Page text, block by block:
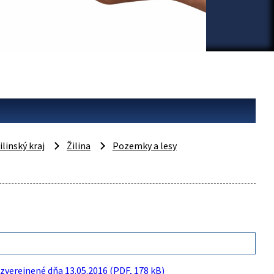
kraj Žilina
Pozemky a lesy
dňa 13.05.2016 (PDF, 178 kB)